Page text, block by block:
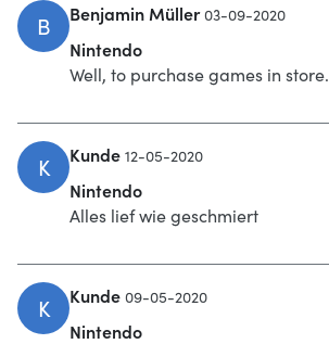
B Benjamin Müller03-09-2020
Nintendo
Well, to purchase games in store.
K Kunde 12-05-2020
Nintendo
Alles lief wie geschmiert
K Kunde 09-05-2020
Nintendo